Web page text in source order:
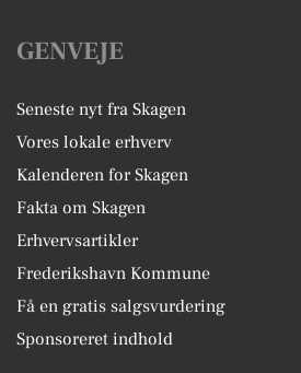
GENVEJE
Seneste nyt fra Skagen
Vores lokale erhverv
Kalenderen for Skagen
Fakta om Skagen
Erhvervsartikler
Frederikshavn Kommune
Få en gratis salgsvurdering
Sponsoreret indhold